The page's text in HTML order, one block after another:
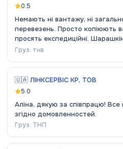
0.5
Немають ні вантажу, ні
перевезень. Просто копіюють
просять експедиційні.
Груз: тнв
🇺🇦 ЛІНКСЕРВІС КР, ТОВ
5.0
Аліна, дякую за співпрацю!
згідно домовленностей.
Груз: ТНП